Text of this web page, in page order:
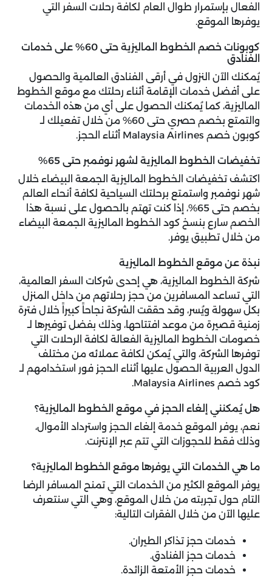
الفعال بإستمرار طوال العام لكافة رحلات السفر التي
يوفرها الموقع.
كوبونات خصم الخطوط الماليزية حتى 60% على خدمات
الفنادق
يُمكنك الآن النزول في أرقى الفنادق العالمية والحصول
على أفضل خدمات الإقامة أثناء رحلتك مع موقع الخطوط
الماليزية، كما يُمكنك الحصول على أي من هذه الخدمات
والتمتع بخصم حصري حتى 60% من خلال تفعيلك لـ
كوبون خصم Malaysia Airlines
أثناء الحجز.
تخفيضات الخطوط الماليزية لشهر نوفمبر حتى 65%
اكتشف تخفيضات الخطوط الماليزية الجمعة البيضاء خلال
شهر نوفمبر واستمتع برحلتك السياحية لكافة أنحاء العالم
بخصم حتى 65%، إذا كنت تهتم بالحصول على نسبة هذا
الخصم سارع بنسخ كود الخطوط الماليزية الجمعة البيضاء
من خلال تطبيق يوفر.
نبذة عن موقع الخطوط الماليزية
شركة الخطوط الماليزية، هي إحدى شركات السفر العالمية،
التي تساعد المسافرين من حجز رحلاتهم من داخل المنزل
بكل سهولة ويُسر، وقد حققت الشركة نجاحاً كبيراً خلال فترة
زمنية قصيرة من موعد افتتاحها، وذلك بفضل توفيرها لـ
خصومات الخطوط الماليزية الفعالة لكافة الرحلات التي
توفرها الشركة، والتي يُمكن لكافة عملائه من مختلف
الدول العربية الحصول عليها أثناء الحجز فور استخدامهم لـ
كود خصم Malaysia Airlines.
هل يُمكنني إلغاء الحجز في موقع الخطوط الماليزية؟
نعم، يوفر الموقع خدمة إلغاء الحجز واسترداد الأموال،
وذلك فقط للحجوزات التي تتم عبر الإنترنت.
ما هي الخدمات التي يوفرها موقع الخطوط الماليزية؟
يوفر الموقع الكثير من الخدمات التي تمنح المسافر الرضا
التام حول تجربته من خلال الموقع، وهي التي سنتعرف
عليها الآن من خلال الفقرات التالية:
خدمات حجز تذاكر الطيران.
خدمات حجز الفنادق.
خدمات حجز الأمتعة الزائدة.